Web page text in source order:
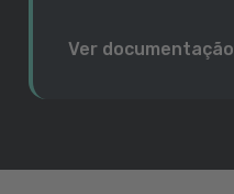
Ver documentação